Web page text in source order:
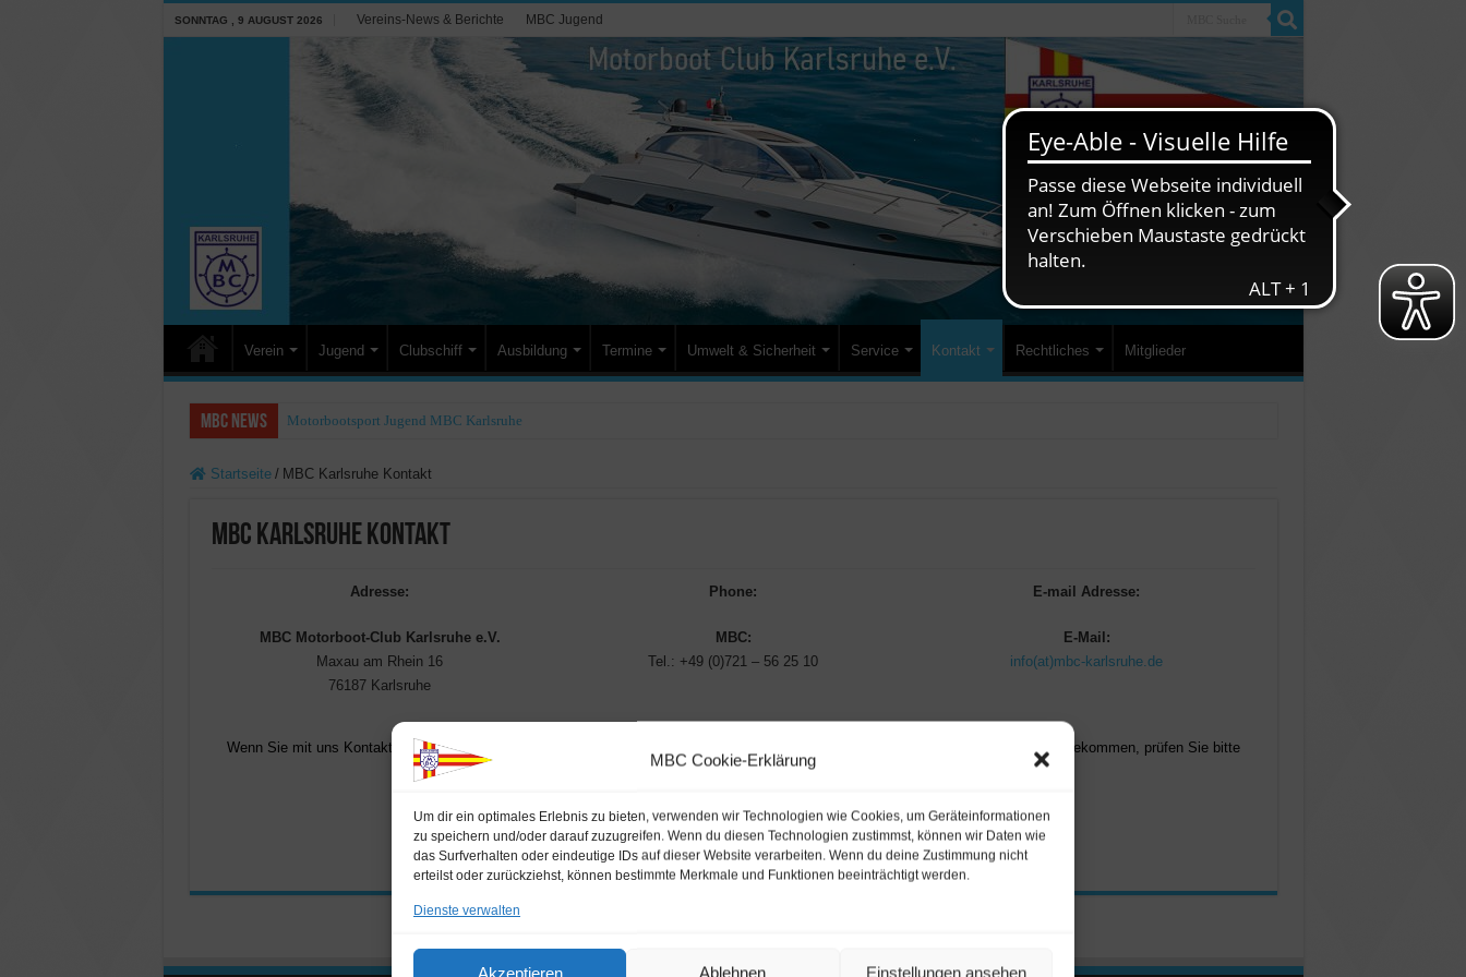
MBC Cookie-Erklärung
Um dir ein optimales Erlebnis zu bieten, verwenden wir Technologien wie Cookies, um Geräteinformationen
zu speichern und/oder darauf zuzugreifen. Wenn du diesen Technologien zustimmst, können wir Daten wie
das Surfverhalten oder eindeutige IDs auf dieser Website verarbeiten. Wenn du deine Zustimmung nicht
erteilst oder zurückziehst, können bestimmte Merkmale und Funktionen beeinträchtigt werden.
Dienste verwalten
Akzeptieren Ablehnen Einstellungen ansehen
SONNTAG , 9 AUGUST 2026 Vereins-News & Berichte MBC Jugend
Verein Jugend Clubschiff Ausbildung Termine Umwelt & Sicherheit Service Kontakt Rechtliches Mitglieder
MBC NEWS Motorbootsport Jugend MBC Karlsruhe
Startseite / MBC Karlsruhe Kontakt
MBC Karlsruhe Kontakt
Adresse:
MBC Motorboot-Club Karlsruhe e.V.
Maxau am Rhein 16
76187 Karlsruhe
Phone:
MBC:
Tel.: +49 (0)721 – 56 25 10
E-mail Adresse:
E-Mail:
info(at)mbc-karlsruhe.de
Wenn Sie mit uns Kontakt aufnehmen wollen, rufen Sie uns an oder schreiben Sie uns einfach eine E-mail. Wenn Sie keine Antwort bekommen, prüfen Sie bitte
Ihren Spamfilter.
Wir Antworten meist innerhalb 48 Stunden